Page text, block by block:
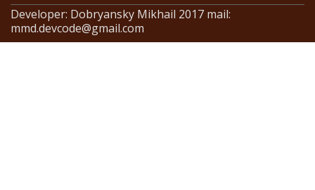
Developer: Dobryansky Mikhail 2017 mail:
mmd.devcode@gmail.com